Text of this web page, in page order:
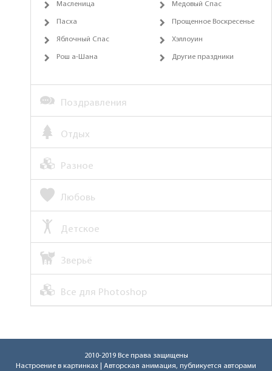
Масленица Медовый Спас
Пасха Прощенное Воскресенье
Яблочный Спас Хэллоуин
Рош а-Шана Другие праздники
Поздравления
Отдых
Разное
Любовь
Детское
Зверьё
Все для Photoshop
2010-2019 Все права защищены
Настроение в картинках | Авторская анимация, публикуется авторами